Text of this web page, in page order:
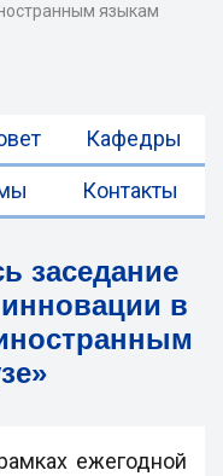
языкам
Кафедры
Контакты
заседание
в
ежегодной